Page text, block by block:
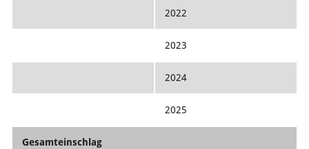
2022
2023
2024
2025
Gesamteinschlag